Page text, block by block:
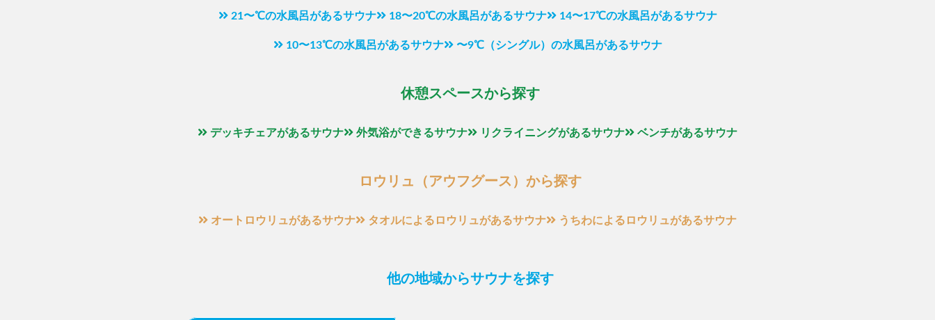
21〜℃の水風呂があるサウナ 18〜20℃の水風呂があるサウナ 14〜17℃の水風呂があるサウナ
10〜13℃の水風呂があるサウナ 〜9℃（シングル）の水風呂があるサウナ
休憩スペースから探す
デッキチェアがあるサウナ 外気浴ができるサウナ リクライニングがあるサウナ ベンチがあるサウナ
ロウリュ（アウフグース）から探す
オートロウリュがあるサウナ タオルによるロウリュがあるサウナ うちわによるロウリュがあるサウナ
他の地域からサウナを探す